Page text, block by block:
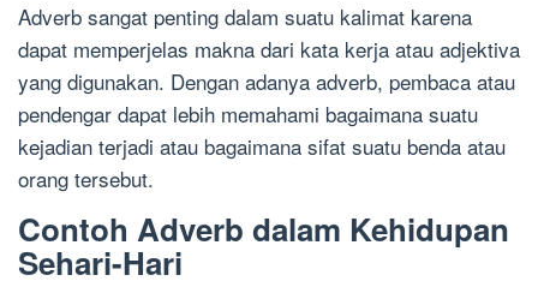
Adverb sangat penting dalam suatu kalimat karena
dapat memperjelas makna dari kata kerja atau adjektiva
yang digunakan. Dengan adanya adverb, pembaca atau
pendengar dapat lebih memahami bagaimana suatu
kejadian terjadi atau bagaimana sifat suatu benda atau
orang tersebut.
Contoh Adverb dalam Kehidupan
Sehari-Hari